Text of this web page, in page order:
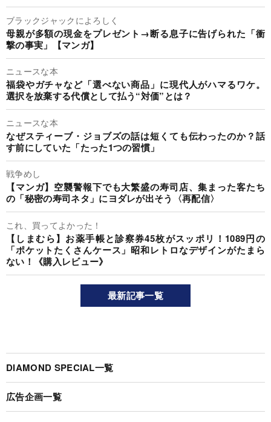
ブラックジャックによろしく
母親が多額の現金をプレゼント→断る息子に告げられた「衝
撃の事実」【マンガ】
ニュースな本
福袋やガチャなど「選べない商品」に現代人がハマるワケ。
選択を放棄する代償として払う“対価”とは？
ニュースな本
なぜスティーブ・ジョブズの話は短くても伝わったのか？話
す前にしていた「たった1つの習慣」
戦争めし
【マンガ】空襲警報下でも大繁盛の寿司店、集まった客たち
の「秘密の寿司ネタ」にヨダレが出そう〈再配信〉
これ、買ってよかった！
【しまむら】お薬手帳と診察券45枚がスッポリ！1089円の
「ポケットたくさんケース」昭和レトロなデザインがたまら
ない！《購入レビュー》
最新記事一覧
DIAMOND SPECIAL一覧
広告企画一覧